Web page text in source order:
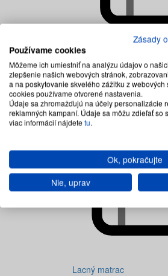
Detské matrace
Lacný matrac
Zásady
Používame cookies
Môžeme ich umiestniť na analýzu údajov o
zlepšenie našich webových stránok,
a na poskytovanie skvelého zážitku z webových
cookies používame otvorené nastavenia.
Údaje sa zhromažďujú na účely personalizácie
reklamných kampaní. Údaje sa môžu zdieľať so
viac informácií nájdetetu.
Ok, pokračujte
Nie, uprav